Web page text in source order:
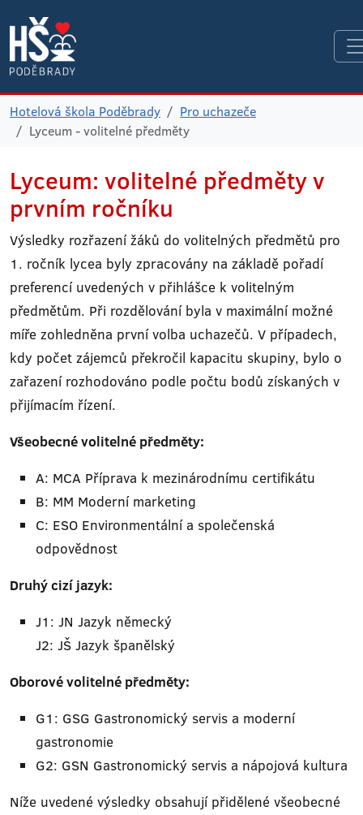
Hotelová škola Poděbrady
Pro uchazeče
Lyceum - volitelné předměty
Lyceum: volitelné předměty v
prvním ročníku
Výsledky rozřazení žáků do volitelných předmětů pro
1. ročník lycea byly zpracovány na základě pořadí
preferencí uvedených v přihlášce k volitelným
předmětům. Při rozdělování byla v maximální možné
míře zohledněna první volba uchazečů. V případech,
kdy počet zájemců překročil kapacitu skupiny, bylo o
zařazení rozhodováno podle počtu bodů získaných v
přijímacím řízení.
Všeobecné volitelné předměty:
A: MCA Příprava k mezinárodnímu certifikátu
B: MM Moderní marketing
C: ESO Environmentální a společenská
odpovědnost
Druhý cizí jazyk:
J1: JN Jazyk německý
J2: JŠ Jazyk španělský
Oborové volitelné předměty:
G1: GSG Gastronomický servis a moderní
gastronomie
G2: GSN Gastronomický servis a nápojová kultura
Níže uvedené výsledky obsahují přidělené všeobecné